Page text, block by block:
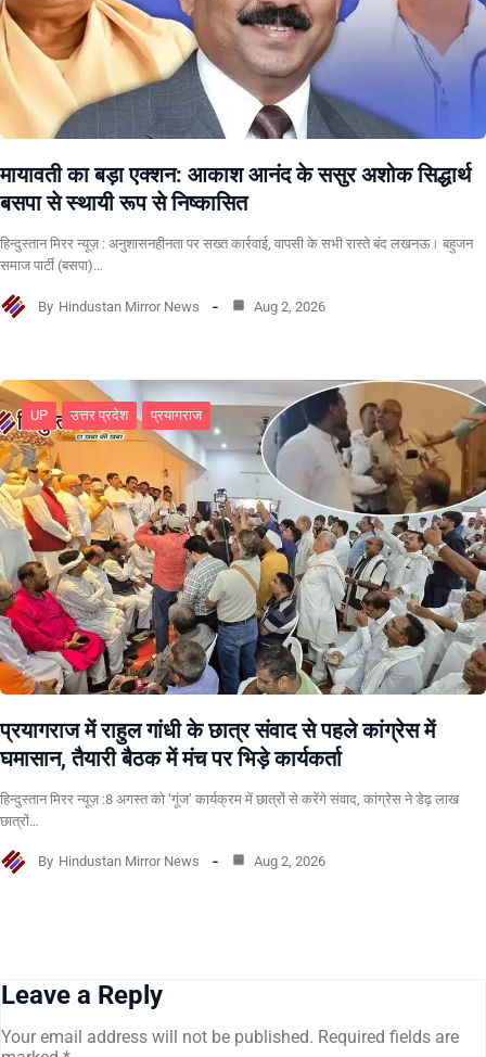
मायावती का बड़ा एक्शन: आकाश आनंद के ससुर अशोक सिद्धार्थ
बसपा से स्थायी रूप से निष्कासित
हिन्दुस्तान मिरर न्यूज़ : अनुशासनहीनता पर सख्त कार्रवाई, वापसी के सभी रास्ते बंद लखनऊ। बहुजन
समाज पार्टी (बसपा)…
By Hindustan Mirror News Aug 2, 2026
UP उत्तर प्रदेश प्रयागराज
प्रयागराज में राहुल गांधी के छात्र संवाद से पहले कांग्रेस में
घमासान, तैयारी बैठक में मंच पर भिड़े कार्यकर्ता
हिन्दुस्तान मिरर न्यूज़ :8 अगस्त को ‘गूंज’ कार्यक्रम में छात्रों से करेंगे संवाद, कांग्रेस ने डेढ़ लाख
छात्रों…
By Hindustan Mirror News Aug 2, 2026
Leave a Reply
Your email address will not be published. Required fields are